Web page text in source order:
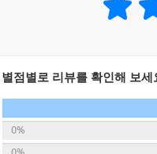
별점별로 리뷰를 확인해 보세
0%